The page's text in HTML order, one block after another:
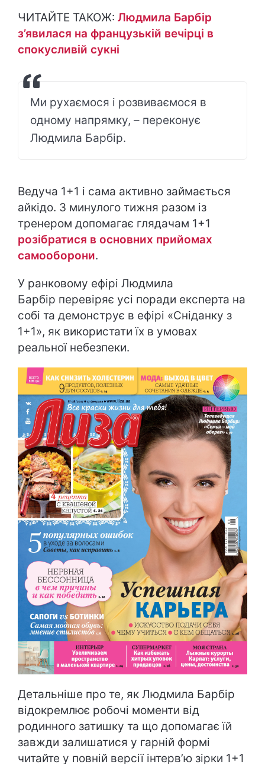
ЧИТАЙТЕ ТАКОЖ: Людмила Барбір
з’явилася на французькій вечірці в
спокусливій сукні
Ми рухаємося і розвиваємося в
одному напрямку, – переконує
Людмила Барбір.
Ведуча 1+1 і сама активно займається
айкідо. З минулого тижня разом із
тренером допомагає глядачам 1+1
розібратися в основних прийомах
самооборони.
У ранковому ефірі Людмила
Барбір перевіряє усі поради експерта на
собі та демонструє в ефірі «Сніданку з
1+1», як використати їх в умовах
реальної небезпеки.
Детальніше про те, як Людмила Барбір
відокремлює робочі моменти від
родинного затишку та що допомагає їй
завжди залишатися у гарній формі
читайте у повній версії інтерв’ю зірки 1+1